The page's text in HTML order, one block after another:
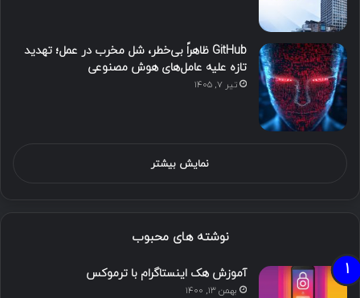
GitHub ظاهراً بی‌خطر، شل مخرب در عمل؛ تهدید
تازه علیه عامل‌های هوش مصنوعی
تیر ۷, ۱۴۰۵
نمایش بیشتر
نوشته های محبوب
آموزش هک اینستاگرام با ترموکس
بهمن ۱۳, ۱۴۰۰